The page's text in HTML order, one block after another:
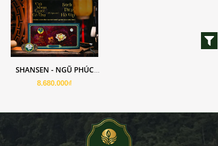
SHANSEN - NGŨ PHÚC
LÂM MÔN
8.680.000₫